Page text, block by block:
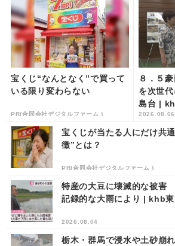
宝くじ“なんとなく”で買って
いる限り変わらない
PR(合同会社デジタルファーム )
８．５
を次世
島台 |
2026.08.06
宝くじが当たる人にだけ共
徴”とは？
PR(合同会社デジタルファーム )
特産の大豆に壊滅的な被
記録的な大雨により | khb
2026.08.04
栃木・群馬で浸水や土砂崩